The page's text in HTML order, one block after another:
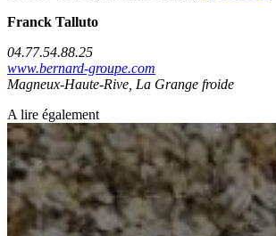
Franck Talluto
04.77.54.88.25
www.bernard-groupe.com
Magneux-Haute-Rive, La Grange froide
A lire également